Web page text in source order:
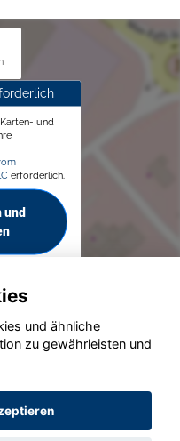
und
erforderlich.
2020 - 2026
und ähnliche
zu gewährleisten und